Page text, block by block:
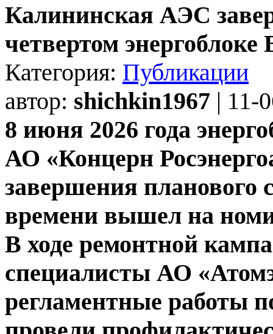
Калининская АЭС
четвертом
Категория: Публикации
автор: shichkin1967 | 11-
8 июня 2026 года
АО «Концерн
завершения планового
времени вышел на
В ходе ремонтной
специалисты АО
регламентные работы